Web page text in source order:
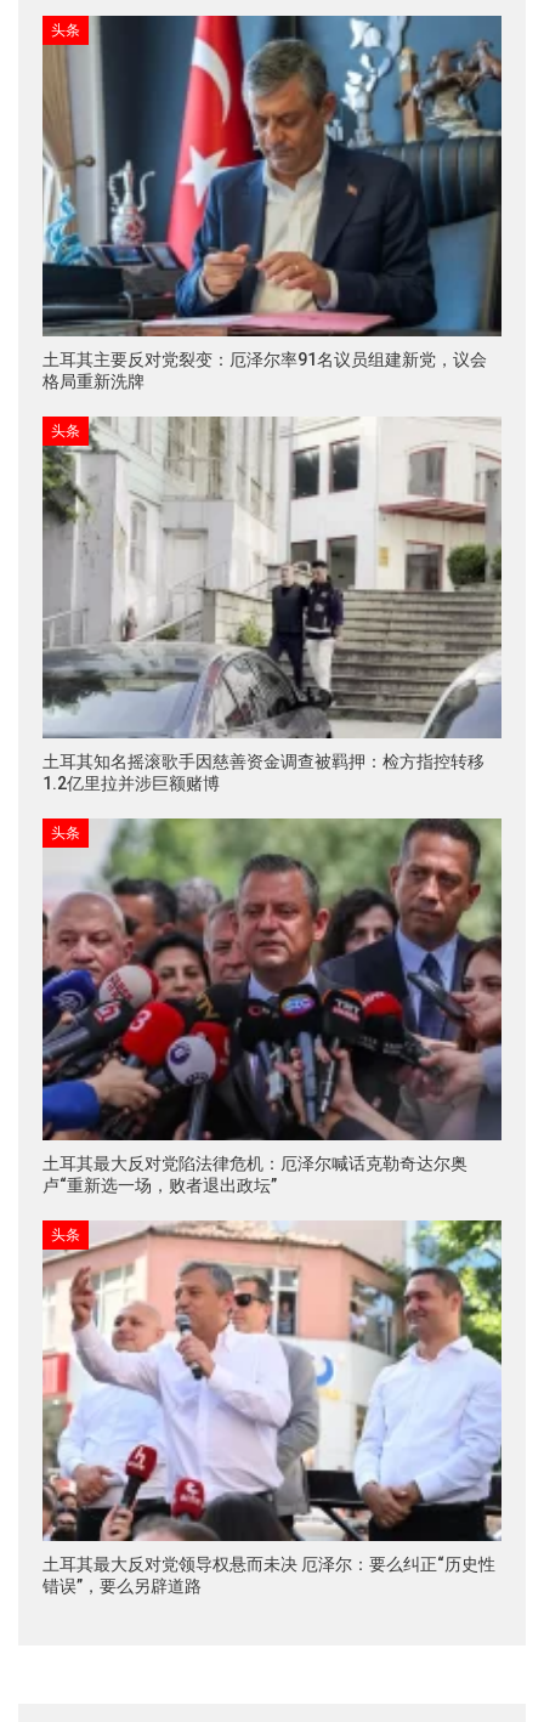
头条
土耳其主要反对党裂变：厄泽尔率91名议员组建新党，议会
格局重新洗牌
头条
土耳其知名摇滚歌手因慈善资金调查被羁押：检方指控转移
1.2亿里拉并涉巨额赌博
头条
土耳其最大反对党陷法律危机：厄泽尔喊话克勒奇达尔奥
卢“重新选一场，败者退出政坛”
头条
土耳其最大反对党领导权悬而未决 厄泽尔：要么纠正“历史性
错误”，要么另辟道路